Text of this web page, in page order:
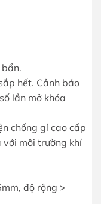
hết. Cảnh báo
lần mở khóa
chống gỉ cao cấp
với môi trường khí
độ rộng >